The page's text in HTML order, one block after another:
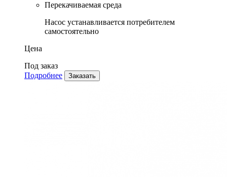
Перекачиваемая среда
Насос устанавливается потребителем
самостоятельно
Цена
Под заказ
Подробнее
Заказать